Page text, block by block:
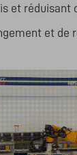
et réduisant
et de